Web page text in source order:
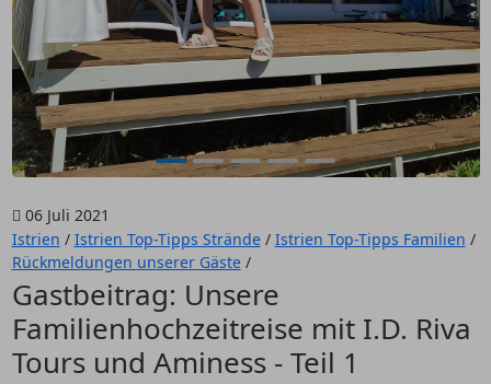
06 Juli 2021
Istrien / Istrien Top-Tipps Strände/ Istrien Top-Tipps Familien /
Rückmeldungen unserer Gäste/
Gastbeitrag: Unsere
Familienhochzeitreise mit I.D. Riva
Tours und Aminess - Teil 1